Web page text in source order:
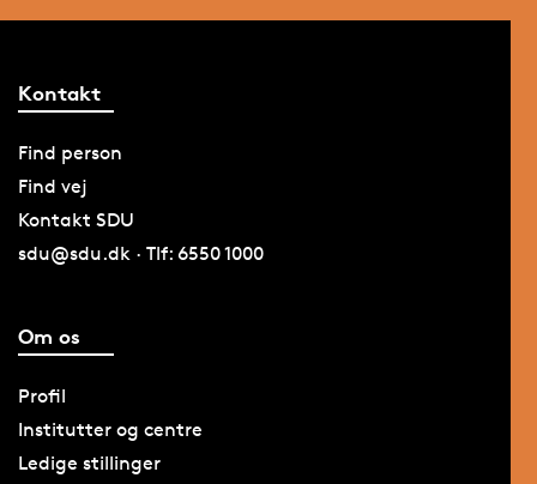
Kontakt
Find person
Find vej
Kontakt SDU
sdu@sdu.dk · Tlf: 6550 1000
Om os
Profil
Institutter og centre
Ledige stillinger